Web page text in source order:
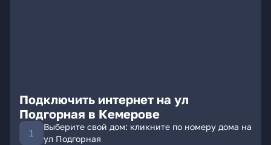
Подключить интернет на ул
Подгорная в Кемерове
Выберите свой дом: кликните по номеру дома на
ул Подгорная